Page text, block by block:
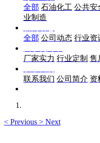
全部 石油化工 公共安
业制造
全部 公司动态 行业资
厂家实力 行业定制 售
联系我们 公司简介 资
< Previous > Next